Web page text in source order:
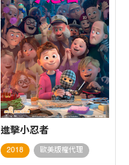
進擊小忍者
2018 歐美版權代理